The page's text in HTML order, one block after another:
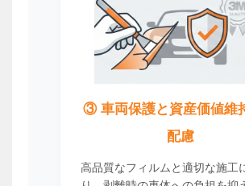
③ 車両保護と資産価値維
配慮
高品質なフィルムと適切な施工